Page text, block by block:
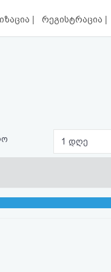
| რეგისტრაცია |
1 დღე